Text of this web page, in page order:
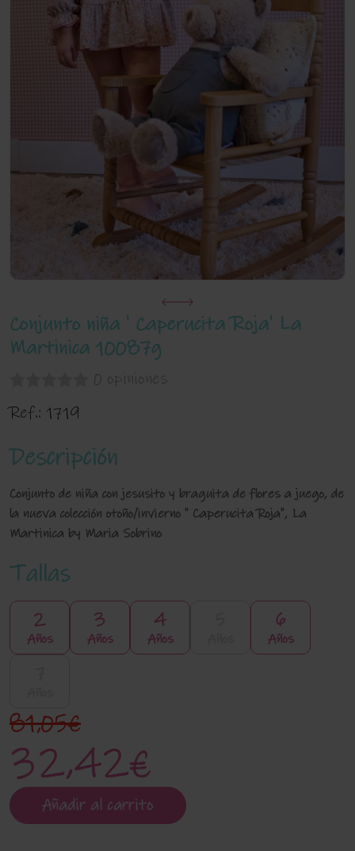
Conjunto niña ' Caperucita Roja' La
Martinica 10087g
0 opiniones
Ref.: 1719
Descripción
Conjunto de niña con jesusito y braguita de flores a juego, de
la nueva colección otoño/invierno " Caperucita Roja", La
Martinica by Maria Sobrino
Tallas
2
Años
3
Años
4
Años
6
Años
32,42€
81,05€
Añadir al carrito